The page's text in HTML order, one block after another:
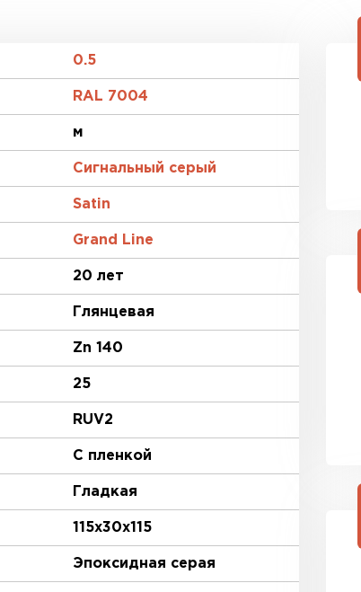
RAL 1015
RAL 9006
RR 29
RR 33
0.5
RAL 7004
м
Сигнальный серый
Satin
Grand Line
20 лет
Глянцевая
Zn 140
25
RUV2
С пленкой
Гладкая
115х30х115
Эпоксидная серая